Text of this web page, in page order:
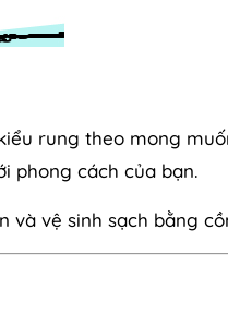
rung theo mong
phong cách của bạn.
và vệ sinh sạch bằng